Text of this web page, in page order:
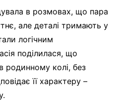
в розмовах, що пара
але деталі тримають у
логічним
поділилася, що
родинному колі, без
її характеру –